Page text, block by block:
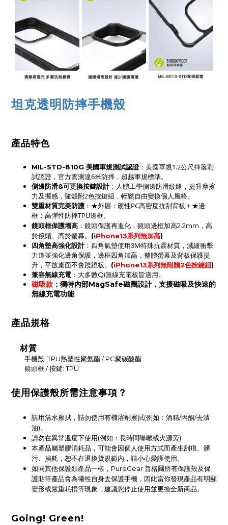
坦克透明防摔手機殼
產品特色
MIL-STD-810G 美國軍規測試認證 ：美國軍規1.2公尺摔落測
試認證，官方實測達6米防摔，超越軍規標準。
側邊防滑&可更換按鍵設計：人體工學側邊防滑紋路，提升摩擦
力及握感，隨殼附2色按鍵紐，輕鬆自由變換個人風格。
雙重材質完美防護 ：★外層：硬性PC高密度抗刮背板 + ★邊
框：高彈性防摔TPU邊框。
鏡頭框保護增高 ：鏡頭保護再進化，鏡頭邊框加高2.2mm，高
於鏡頭、高於螢幕。 (iPhone13系列無加高)
四角墊高強化設計：四角氣墊使用3M特殊抗震材質，減緩衝擊
力道並強化邊角保護， 邊框四角加高， 整體螢幕及背板保護提
升 ，平放桌面不會蹺蹺板。 (iPhone13系列無附贈2色按鍵鈕)
兼容無線充電 ： 大多數Qi無線充電板皆適用。
磁吸款 ：獨特內部MagSafe磁圈設計，支援磁吸及快速的
無線充電功能
產品規格
材質
手機殼: TPU熱塑性聚氨酯 / PC聚碳酸酯
鏡頭框 / 按鍵: TPU
使用保護殼所需注意事項？
請用清水擦拭，請勿使用有機溶劑擦拭(例如：酒精/丙酮/去漬
油)。
請勿在異常溫度下使用(例如：長時間曝曬或火源旁)
本產品屬塑膠消耗品，可能會因個人使用方式而產生刮痕、髒
污、損耗，恕不在退換貨規範內，請小心愛護使用。
如同其他保護類產品一樣，PureGear 普格爾所有保護殼及保
護貼等產品會為犧牲自身去保護手機，因此當你發現產品有明顯
變形或嚴重耗損等現象，建議您停止使用並更換全新商品。
Going! Green!